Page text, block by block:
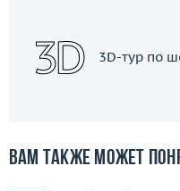
3D-тур по
Вам также может